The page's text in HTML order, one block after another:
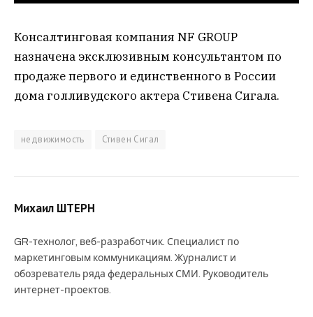
Консалтинговая компания NF GROUP
назначена эксклюзивным консультантом по
продаже первого и единственного в России
дома голливудского актера Стивена Сигала.
недвижимость Стивен Сигал
Михаил ШТЕРН
GR-технолог, веб-разработчик. Специалист по
маркетинговым коммуникациям. Журналист и
обозреватель ряда федеральных СМИ. Руководитель
интернет-проектов.